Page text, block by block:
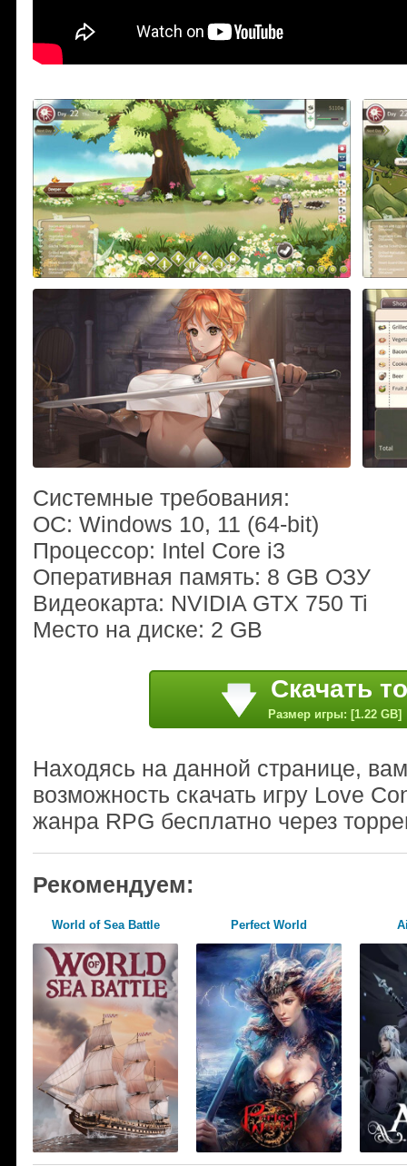
Системные требования:
ОС: Windows 10, 11 (64-bit)
Процессор: Intel Core i3
Оперативная память: 8 GB ОЗУ
Видеокарта: NVIDIA GTX 750 Ti
Место на диске: 2 GB
Скачать
Размер игры: [1.22 GB]
Находясь на данной странице,
возможность скачать игру Love
жанра RPG бесплатно через
Рекомендуем:
World of Sea Battle Perfect World